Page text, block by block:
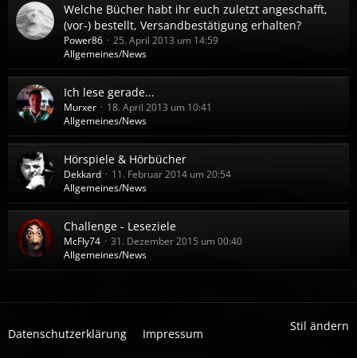
Welche Bücher habt ihr euch zuletzt angeschafft,
(vor-) bestellt, Versandbestätigung erhalten?
Power86
25. April 2013 um 14:59
Allgemeines/News
Ich lese gerade...
Murxer
18. April 2013 um 10:41
Allgemeines/News
Hörspiele & Hörbücher
Dekkard
11. Februar 2014 um 20:54
Allgemeines/News
Challenge - Leseziele
McFly74
31. Dezember 2015 um 00:40
Allgemeines/News
Stil ändern
Datenschutzerklärung Impressum